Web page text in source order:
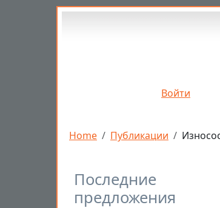
Перейти к основному содержанию
Войти
Строка
Home Публикации
Последние
предложения